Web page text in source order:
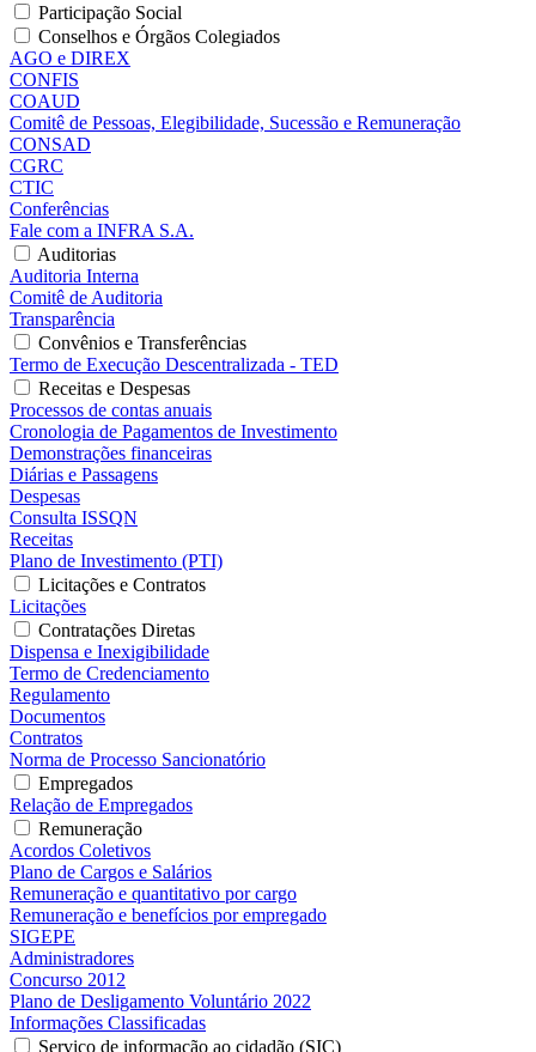
Participação Social
Conselhos e Órgãos Colegiados
AGO e DIREX
CONFIS
COAUD
Comitê de Pessoas, Elegibilidade, Sucessão e Remuneração
CONSAD
CGRC
CTIC
Conferências
Fale com a INFRA S.A.
Auditorias
Auditoria Interna
Comitê de Auditoria
Transparência
Convênios e Transferências
Termo de Execução Descentralizada - TED
Receitas e Despesas
Processos de contas anuais
Cronologia de Pagamentos de Investimento
Demonstrações financeiras
Diárias e Passagens
Despesas
Consulta ISSQN
Receitas
Plano de Investimento (PTI)
Licitações e Contratos
Licitações
Contratações Diretas
Dispensa e Inexigibilidade
Termo de Credenciamento
Regulamento
Documentos
Contratos
Norma de Processo Sancionatório
Empregados
Relação de Empregados
Remuneração
Acordos Coletivos
Plano de Cargos e Salários
Remuneração e quantitativo por cargo
Remuneração e benefícios por empregado
SIGEPE
Administradores
Concurso 2012
Plano de Desligamento Voluntário 2022
Informações Classificadas
Serviço de informação ao cidadão (SIC)